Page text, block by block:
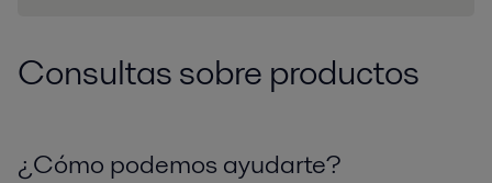
Consultas sobre productos
¿Cómo podemos ayudarte?